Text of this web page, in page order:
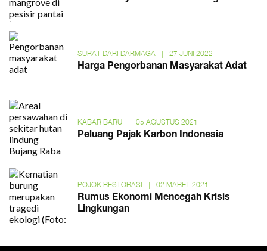
SURAT DARI DARMAGA | 27 JUNI 2022
Harga Pengorbanan Masyarakat Adat
KABAR BARU | 05 AGUSTUS 2021
Peluang Pajak Karbon Indonesia
POJOK RESTORASI | 02 MARET 2021
Rumus Ekonomi Mencegah Krisis
Lingkungan